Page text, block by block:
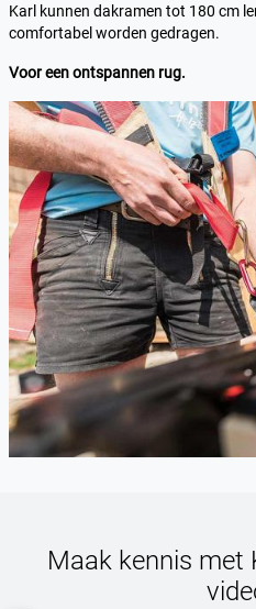
Karl kunnen dakramen tot 180 cm
comfortabel worden gedragen.
Voor een ontspannen rug.
Maak kennis met